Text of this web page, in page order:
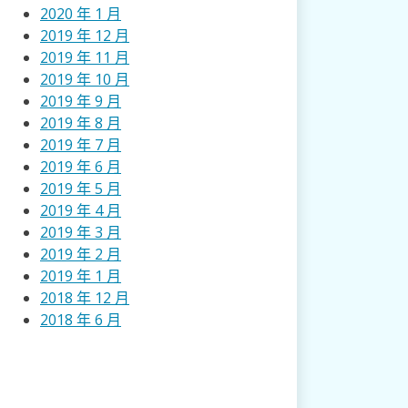
2020 年 1 月
2019 年 12 月
2019 年 11 月
2019 年 10 月
2019 年 9 月
2019 年 8 月
2019 年 7 月
2019 年 6 月
2019 年 5 月
2019 年 4 月
2019 年 3 月
2019 年 2 月
2019 年 1 月
2018 年 12 月
2018 年 6 月